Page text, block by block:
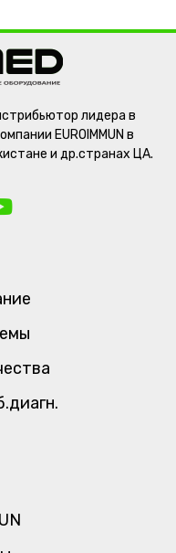
лидера в
EUROIMMUN в
и др.странах ЦА.